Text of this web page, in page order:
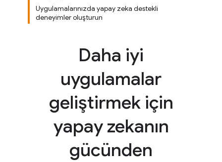
Uygulamalarınızda yapay zeka destekli
deneyimler oluşturun
Daha iyi
uygulamalar
geliştirmek için
yapay zekanın
gücünden